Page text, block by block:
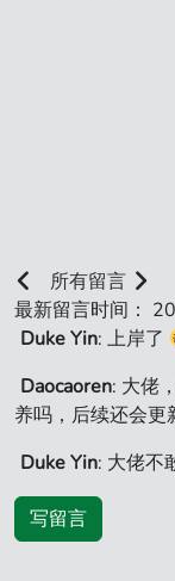
所有留言
最新留言时间：
Duke Yin: 上岸了
Daocaoren: 大佬
养吗，后续还会
Duke Yin: 大佬不
写留言